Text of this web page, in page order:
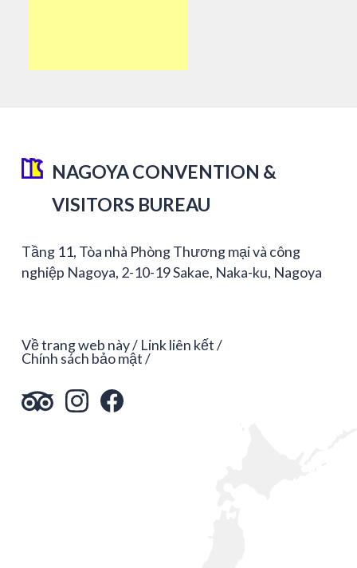
NAGOYA CONVENTION &
VISITORS BUREAU
Tầng 11, Tòa nhà Phòng Thương mại và công
nghiệp Nagoya, 2-10-19 Sakae, Naka-ku, Nagoya
Về trang web này Link liên kết
Chính sách bảo mật